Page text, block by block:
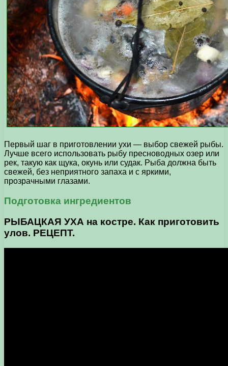
Первый шаг в приготовлении ухи — выбор свежей рыбы.
Лучше всего использовать рыбу пресноводных озер или
рек, такую как щука, окунь или судак. Рыба должна быть
свежей, без неприятного запаха и с яркими,
прозрачными глазами.
Подготовка ингредиентов
РЫБАЦКАЯ УХА на костре. Как приготовить
улов. РЕЦЕПТ.